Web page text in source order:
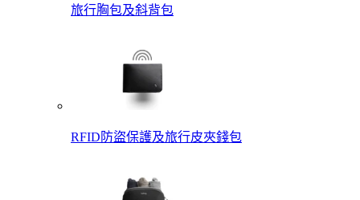
旅行胸包及斜背包
RFID防盜保護及旅行皮夾錢包